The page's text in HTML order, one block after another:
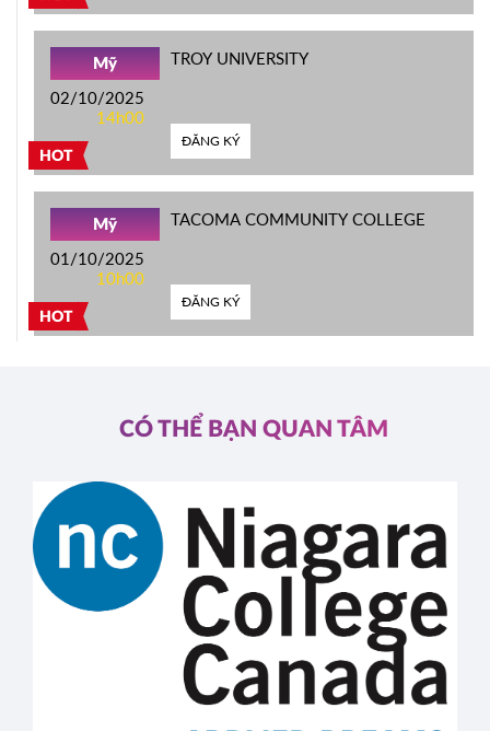
HOT
Mỹ
02/10/2025
14h00
TROY UNIVERSITY
ĐĂNG KÝ
HOT
Mỹ
01/10/2025
10h00
TACOMA COMMUNITY COLLEGE
ĐĂNG KÝ
CÓ THỂ BẠN QUAN TÂM